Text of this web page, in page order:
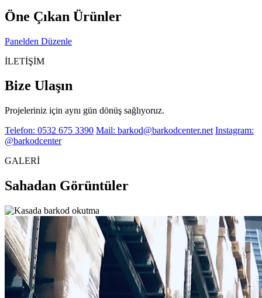
Öne Çıkan Ürünler
Panelden Düzenle
İLETİŞİM
Bize Ulaşın
Projeleriniz için aynı gün dönüş sağlıyoruz.
Telefon: 0532 675 3390 Mail: barkod@barkodcenter.net Instagram:
@barkodcenter
GALERİ
Sahadan Görüntüler